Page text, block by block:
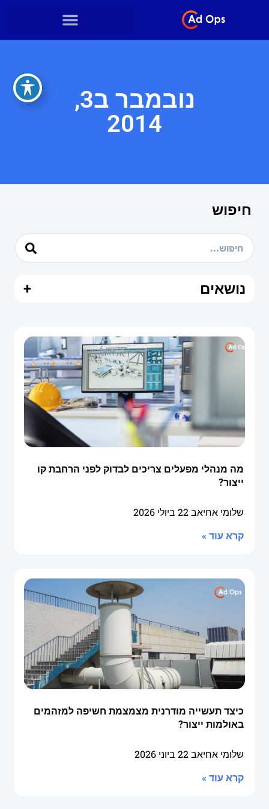
נובמבר ב3,
2014
חיפוש
נושאים +
מה מנהלי מפעלים צריכים לבדוק לפני הרחבת קו
ייצור?
שלומי אחיאב22 ביולי 2026
קרא עוד »
כיצד תעשייה מודרנית מצמצמת חשיפה למזהמים
באולמות ייצור?
שלומי אחיאב22 ביוני 2026
קרא עוד »